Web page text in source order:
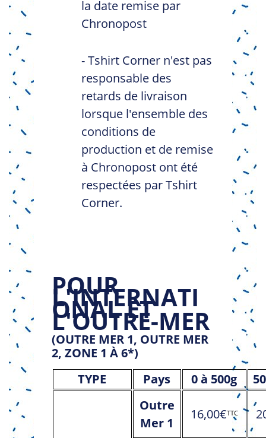
la date remise par
Chronopost
- Tshirt Corner n'est pas
responsable des
retards de livraison
lorsque l'ensemble des
conditions de
production et de remise
à Chronopost ont été
respectées par Tshirt
Corner.
POUR
L'INTERNATI
ONAL ET
L'OUTRE-MER
(OUTRE MER 1, OUTRE MER
2, ZONE 1 À 6*)
TYPE
Pays 0 à 500g
Outre
Mer 1
16,00€TTC